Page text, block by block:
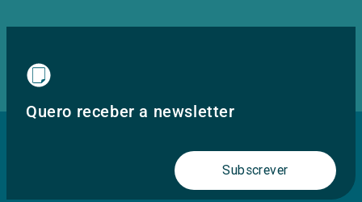
Quero receber a newsletter
Subscrever